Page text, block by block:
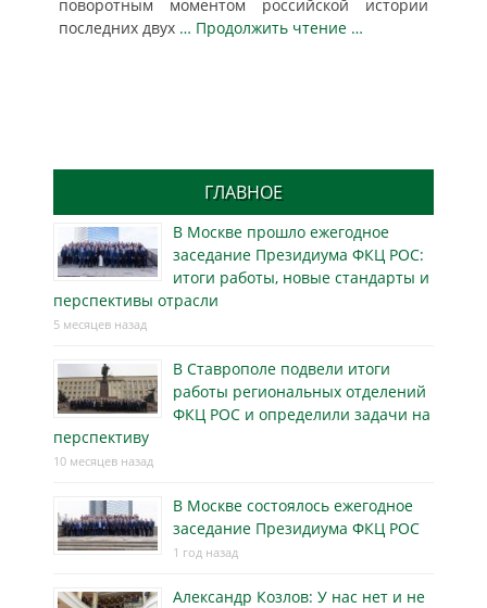
поворотным моментом российской истории
последних двух … Продолжить чтение …
ГЛАВНОЕ
В Москве прошло ежегодное
заседание Президиума ФКЦ РОС:
итоги работы, новые стандарты и
перспективы отрасли
5 месяцев назад
В Ставрополе подвели итоги
работы региональных отделений
ФКЦ РОС и определили задачи на
перспективу
10 месяцев назад
В Москве состоялось ежегодное
заседание Президиума ФКЦ РОС
1 год назад
Александр Козлов: У нас нет и не